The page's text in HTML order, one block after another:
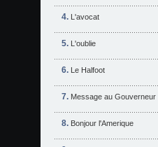
L'avocat
L'oublie
Le Halfoot
Message au Gouverneur
Bonjour l'Amerique